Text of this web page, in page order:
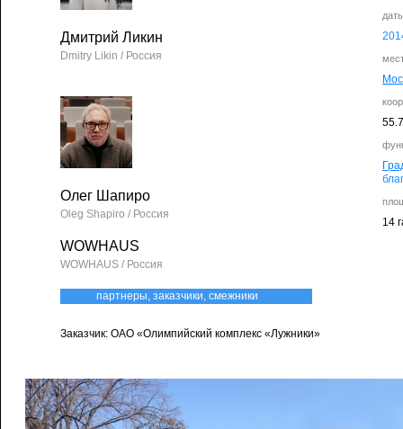
14
Дмитрий Ликин
Dmitry Likin / Россия
Олег Шапиро
Oleg Shapiro / Россия
WOWHAUS
WOWHAUS / Россия
партнеры, заказчики, смежники
Заказчик: ОАО «Олимпийский комплекс «Лужники»